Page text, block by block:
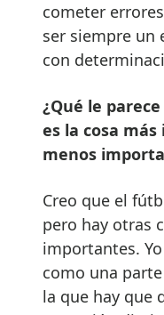
cometer
ser siempre un
con
¿Qué le
es la cosa
menos
Creo que el
pero hay otras
importantes.
como una
la que hay que